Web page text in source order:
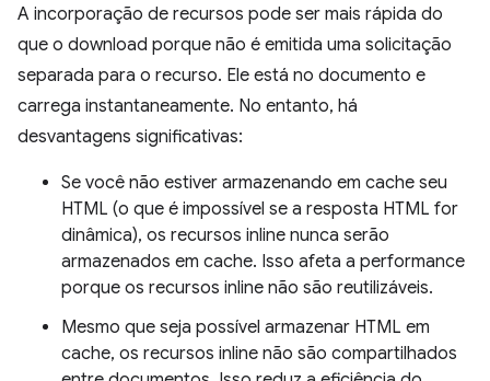
A incorporação de recursos pode ser mais rápida do
que o download porque não é emitida uma solicitação
separada para o recurso. Ele está no documento e
carrega instantaneamente. No entanto, há
desvantagens significativas:
Se você não estiver armazenando em cache seu
HTML (o que é impossível se a resposta HTML for
dinâmica), os recursos inline nunca serão
armazenados em cache. Isso afeta a performance
porque os recursos inline não são reutilizáveis.
Mesmo que seja possível armazenar HTML em
cache, os recursos inline não são compartilhados